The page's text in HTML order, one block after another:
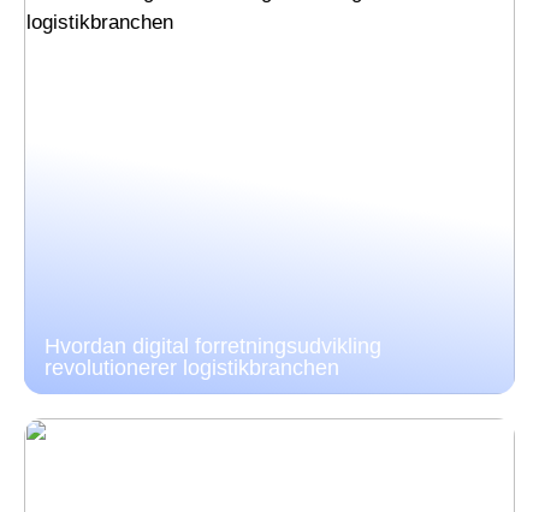
Hvordan digital forretningsudvikling
revolutionerer logistikbranchen